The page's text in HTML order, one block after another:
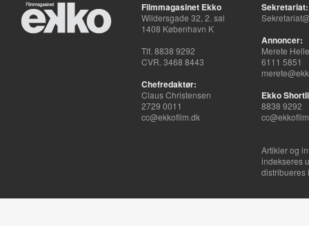
Filmmagasinet Ekko
Wildersgade 32, 2. sal
1408 København K
Tlf. 8838 9292
CVR. 3468 8443
Chefredaktør:
Claus Christensen
2729 0011
cc@ekkofilm.dk
Sekretariat:
Annoncer:
Merete
6111 5851
Ekko
8838 9292
Artikler og
indekseres
distribueres